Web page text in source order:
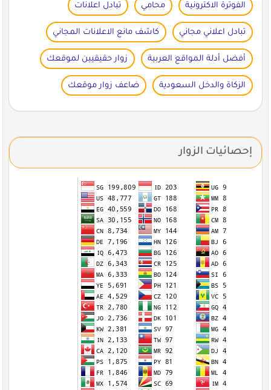
الفوترة الاكترونية محامي تبادل اعلانات
تبادل اعلاني مجاني كاشف مانع الاعلانات المجاني
أفضل أدلة المواقع العربية زوار حقيقيين لموقعك
الزكاة والدخل السعودية ضاعف زوار موقعك
إحصائيات الزوار